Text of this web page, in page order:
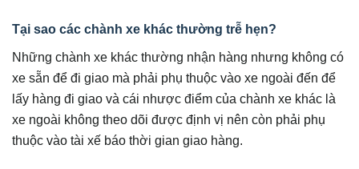
Tại sao các chành xe khác thường trễ hẹn?
Những chành xe khác thường nhận hàng nhưng không có
xe sẵn để đi giao mà phải phụ thuộc vào xe ngoài đến để
lấy hàng đi giao và cái nhược điểm của chành xe khác là
xe ngoài không theo dõi được định vị nên còn phải phụ
thuộc vào tài xế báo thời gian giao hàng.